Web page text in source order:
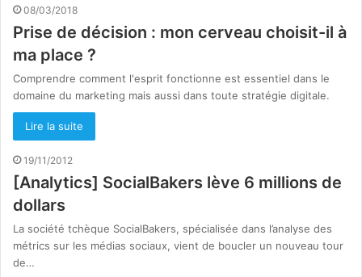
08/03/2018
Prise de décision : mon cerveau choisit-il à
ma place ?
Comprendre comment l'esprit fonctionne est essentiel dans le
domaine du marketing mais aussi dans toute stratégie digitale.
Lire la suite
19/11/2012
[Analytics] SocialBakers lève 6 millions de
dollars
La société tchèque SocialBakers, spécialisée dans l’analyse des
métrics sur les médias sociaux, vient de boucler un nouveau tour
de…